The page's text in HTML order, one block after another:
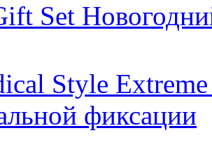
Set
Style
фиксации